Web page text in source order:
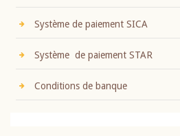
Système de paiement SICA
Système de paiement STAR
Conditions de banque